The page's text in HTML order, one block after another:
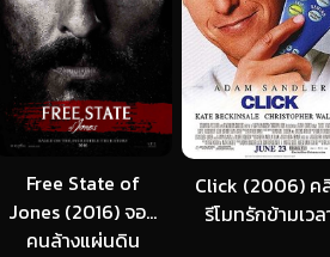
Free State of
Jones (2016) จอม
คนล้างแผ่นดิน
Click (2006) ค
รีโมทรักข้ามเวล